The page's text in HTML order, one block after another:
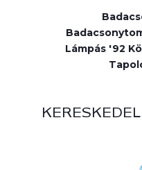
Lámpás '92